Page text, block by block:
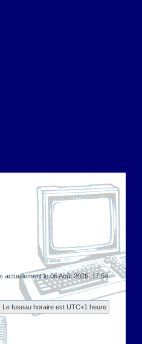
actuellement le 06 Août 2026, 17:54
Le fuseau horaire est UTC+1 heure